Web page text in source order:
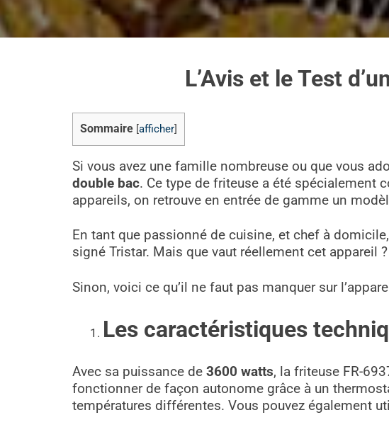
L’Avis et le Test
Sommaire afficher
Si vous avez une famille nombreuse ou que vous
double bac. Ce type de friteuse a été spécialement
appareils, on retrouve en entrée de gamme un
En tant que passionné de cuisine, et chef à
signé Tristar. Mais que vaut réellement cet appareil
Sinon, voici ce qu’il ne faut pas manquer sur
Les caractéristiques
Avec sa puissance de 3600 watts, la friteuse FR-
fonctionner de façon autonome grâce à un
températures différentes. Vous pouvez également